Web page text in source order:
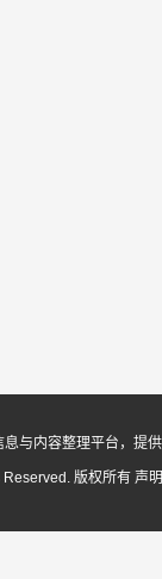
与内容整理平台，提
版权所有 声